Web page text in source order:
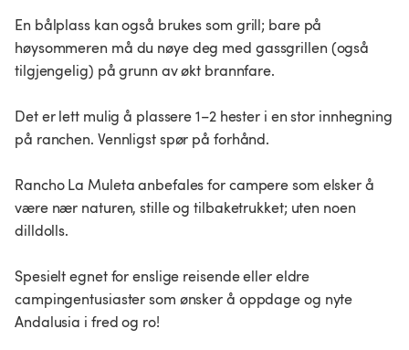
En bålplass kan også brukes som grill; bare på
høysommeren må du nøye deg med gassgrillen (også
tilgjengelig) på grunn av økt brannfare.
Det er lett mulig å plassere 1–2 hester i en stor innhegning
på ranchen. Vennligst spør på forhånd.
Rancho La Muleta anbefales for campere som elsker å
være nær naturen, stille og tilbaketrukket; uten noen
dilldolls.
Spesielt egnet for enslige reisende eller eldre
campingentusiaster som ønsker å oppdage og nyte
Andalusia i fred og ro!